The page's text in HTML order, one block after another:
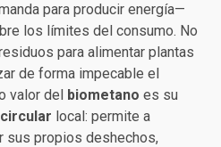
para producir energía—
los límites del consumo. No
para alimentar plantas
de forma impecable el
valor del
biometano es su
local: permite a
sus propios deshechos,